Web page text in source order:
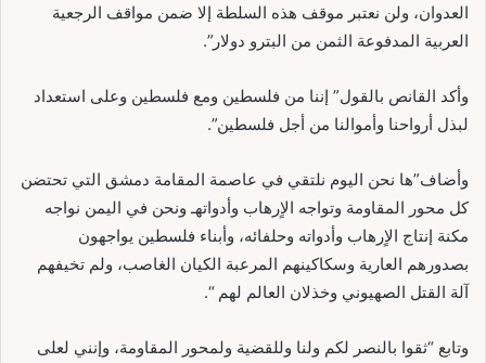
العدوان، ولن نعتبر موقف هذه السلطة إلا ضمن مواقف الرجعية
العربية المدفوعة الثمن من البترو دولار”.
وأكد القانص بالقول” إننا من فلسطين ومع فلسطين وعلى استعداد
لبذل أرواحنا وأموالنا من أجل فلسطين”.
وأضاف”ها نحن اليوم نلتقي في عاصمة المقامة دمشق التي تحتضن
كل محور المقاومة وتواجه الاٍرهاب وأدواتهـ ونحن في اليمن نواجه
مكنة إنتاج الاٍرهاب وأدواته وحلفائه، وأبناء فلسطين يواجهون
بصدورهم العارية وسكاكينهم المرعبة الكيان الغاصب، ولم تخيفهم
آلة القتل الصهيوني وخذلان العالم لهم “.
وتابع “ثقوا بالنصر لكم ولنا وللقضية ولمحور المقاومة، وإنني لعلى